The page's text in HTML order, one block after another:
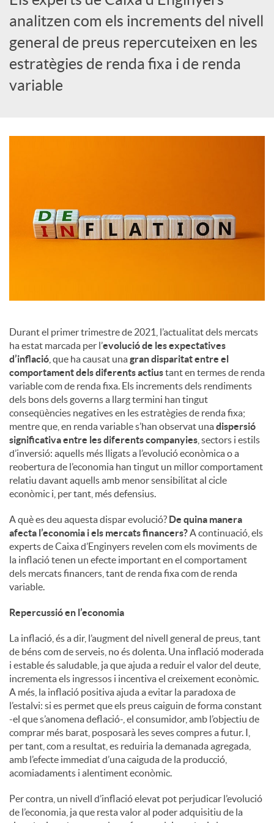
c
a
c
o
n
t
i
n
g
u
t
s
analitzen com els increments del nivell
general de preus repercuteixen en les
estratègies de renda fixa i de renda
variable
Durant el primer trimestre de 2021, l’actualitat dels mercats
ha estat marcada per l’evolució de les expectatives
d’inflació , que ha causat unagran disparitat entre el
comportament dels diferents actiustant en termes de renda
variable com de renda fixa. Els increments dels rendiments
dels bons dels governs a llarg termini han tingut
conseqüències negatives en les estratègies de renda fixa;
mentre que, en renda variable s’han observat unadispersió
significativa entre les diferents companyies , sectors i estils
d’inversió: aquells més lligats a l’evolució econòmica o a
reobertura de l’economia han tingut un millor comportament
relatiu davant aquells amb menor sensibilitat al cicle
econòmic i, per tant, més defensius.
A què es deu aquesta dispar evolució? De quina manera
afecta l’economia i els mercats financers?A continuació, els
experts de Caixa d’Enginyers revelen com els moviments de
la inflació tenen un efecte important en el comportament
dels mercats financers, tant de renda fixa com de renda
variable.
Repercussió en l’economia
La inflació, és a dir, l’augment del nivell general de preus, tant
de béns com de serveis, no és dolenta. Una inflació moderada
i estable és saludable, ja que ajuda a reduir el valor del deute,
incrementa els ingressos i incentiva el creixement econòmic.
A més, la inflació positiva ajuda a evitar la paradoxa de
l’estalvi: si es permet que els preus caiguin de forma constant
-el que s’anomena deflació-, el consumidor, amb l’objectiu de
comprar més barat, posposarà les seves compres a futur. I,
per tant, com a resultat, es reduiria la demanada agregada,
amb l’efecte immediat d’una caiguda de la producció,
acomiadaments i alentiment econòmic.
Per contra, un nivell d’inflació elevat pot perjudicar l’evolució
de l’economia, ja que resta valor al poder adquisitiu de la